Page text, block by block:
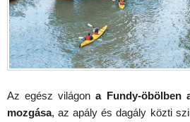
Az egész világona Fundy-öbölben
mozgása, az apály és dagály közti